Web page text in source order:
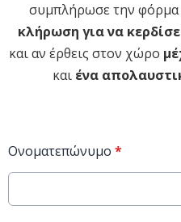
συμπλήρωσε την φόρμα
κλήρωση για να
και αν έρθεις στον χώρο
και ένα
Ονοματεπώνυμο *